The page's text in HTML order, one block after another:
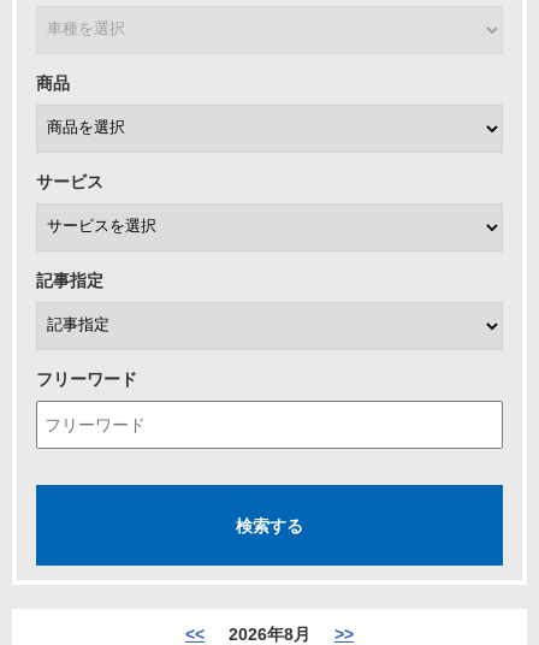
商品
サービス
記事指定
フリーワード
<< 2026年8月 >>